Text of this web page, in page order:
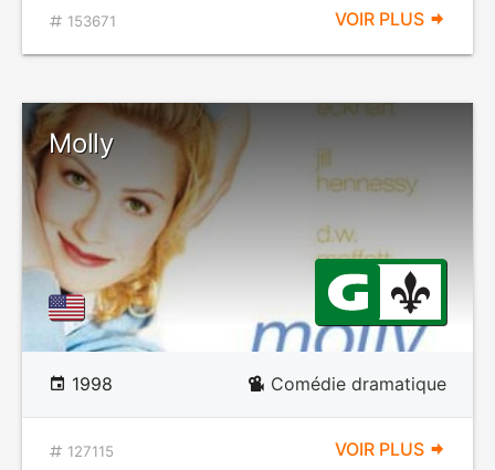
153671 VOIR PLUS
Molly
1998 Comédie dramatique
127115 VOIR PLUS